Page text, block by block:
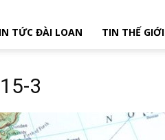
TỨC ĐÀI LOAN TIN THẾ GIỚI
3